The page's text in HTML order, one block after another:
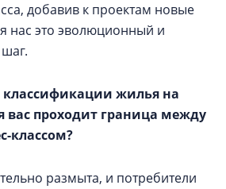
добавив к проектам новые
нас это эволюционный и
жилья на
вас проходит граница между
классом?
размыта, и потребители